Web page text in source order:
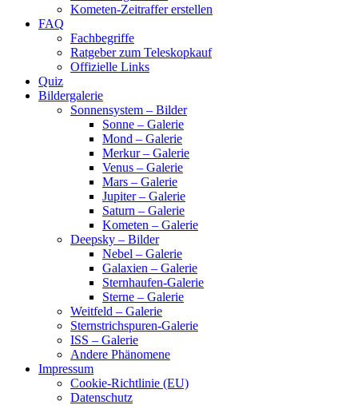
Kometen-Zeitraffer erstellen
FAQ
Fachbegriffe
Ratgeber zum Teleskopkauf
Offizielle Links
Quiz
Bildergalerie
Sonnensystem – Bilder
Sonne – Galerie
Mond – Galerie
Merkur – Galerie
Venus – Galerie
Mars – Galerie
Jupiter – Galerie
Saturn – Galerie
Kometen – Galerie
Deepsky – Bilder
Nebel – Galerie
Galaxien – Galerie
Sternhaufen-Galerie
Sterne – Galerie
Weitfeld – Galerie
Sternstrichspuren-Galerie
ISS – Galerie
Andere Phänomene
Impressum
Cookie-Richtlinie (EU)
Datenschutz